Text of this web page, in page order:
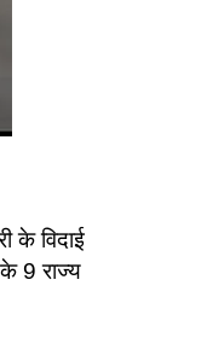
के विदाई
9 राज्य